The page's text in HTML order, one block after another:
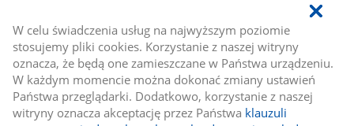
W celu świadczenia usług na najwyższym poziomie
stosujemy pliki cookies. Korzystanie z naszej witryny
oznacza, że będą one zamieszczane w Państwa urządzeniu.
W każdym momencie można dokonać zmiany ustawień
Państwa przeglądarki. Dodatkowo, korzystanie z naszej
witryny oznacza akceptację przez Państwa klauzuli